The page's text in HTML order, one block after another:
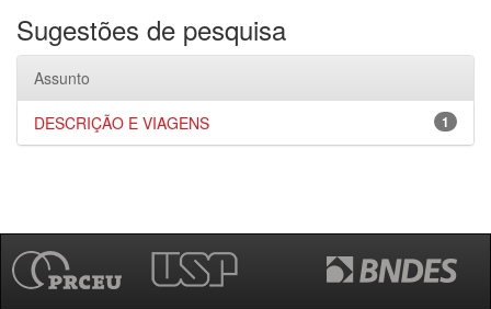
Sugestões de pesquisa
Assunto
1
DESCRIÇÃO E VIAGENS